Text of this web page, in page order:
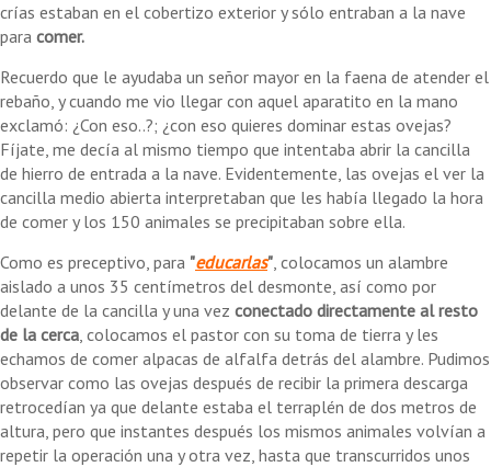
crías estaban en el cobertizo exterior y sólo entraban a la nave
para comer.
Recuerdo que le ayudaba un señor mayor en la faena de atender el
rebaño, y cuando me vio llegar con aquel aparatito en la mano
exclamó: ¿Con eso..?; ¿con eso quieres dominar estas ovejas?
Fíjate, me decía al mismo tiempo que intentaba abrir la cancilla
de hierro de entrada a la nave. Evidentemente, las ovejas el ver la
cancilla medio abierta interpretaban que les había llegado la hora
de comer y los 150 animales se precipitaban sobre ella.
Como es preceptivo, para "educarlas", colocamos un alambre
aislado a unos 35 centímetros del desmonte, así como por
delante de la cancilla y una vez conectado directamente al resto
de la cerca, colocamos el pastor con su toma de tierra y les
echamos de comer alpacas de alfalfa detrás del alambre. Pudimos
observar como las ovejas después de recibir la primera descarga
retrocedían ya que delante estaba el terraplén de dos metros de
altura, pero que instantes después los mismos animales volvían a
repetir la operación una y otra vez, hasta que transcurridos unos